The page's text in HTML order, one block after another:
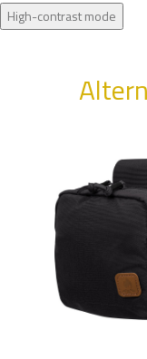
High-contrast mode